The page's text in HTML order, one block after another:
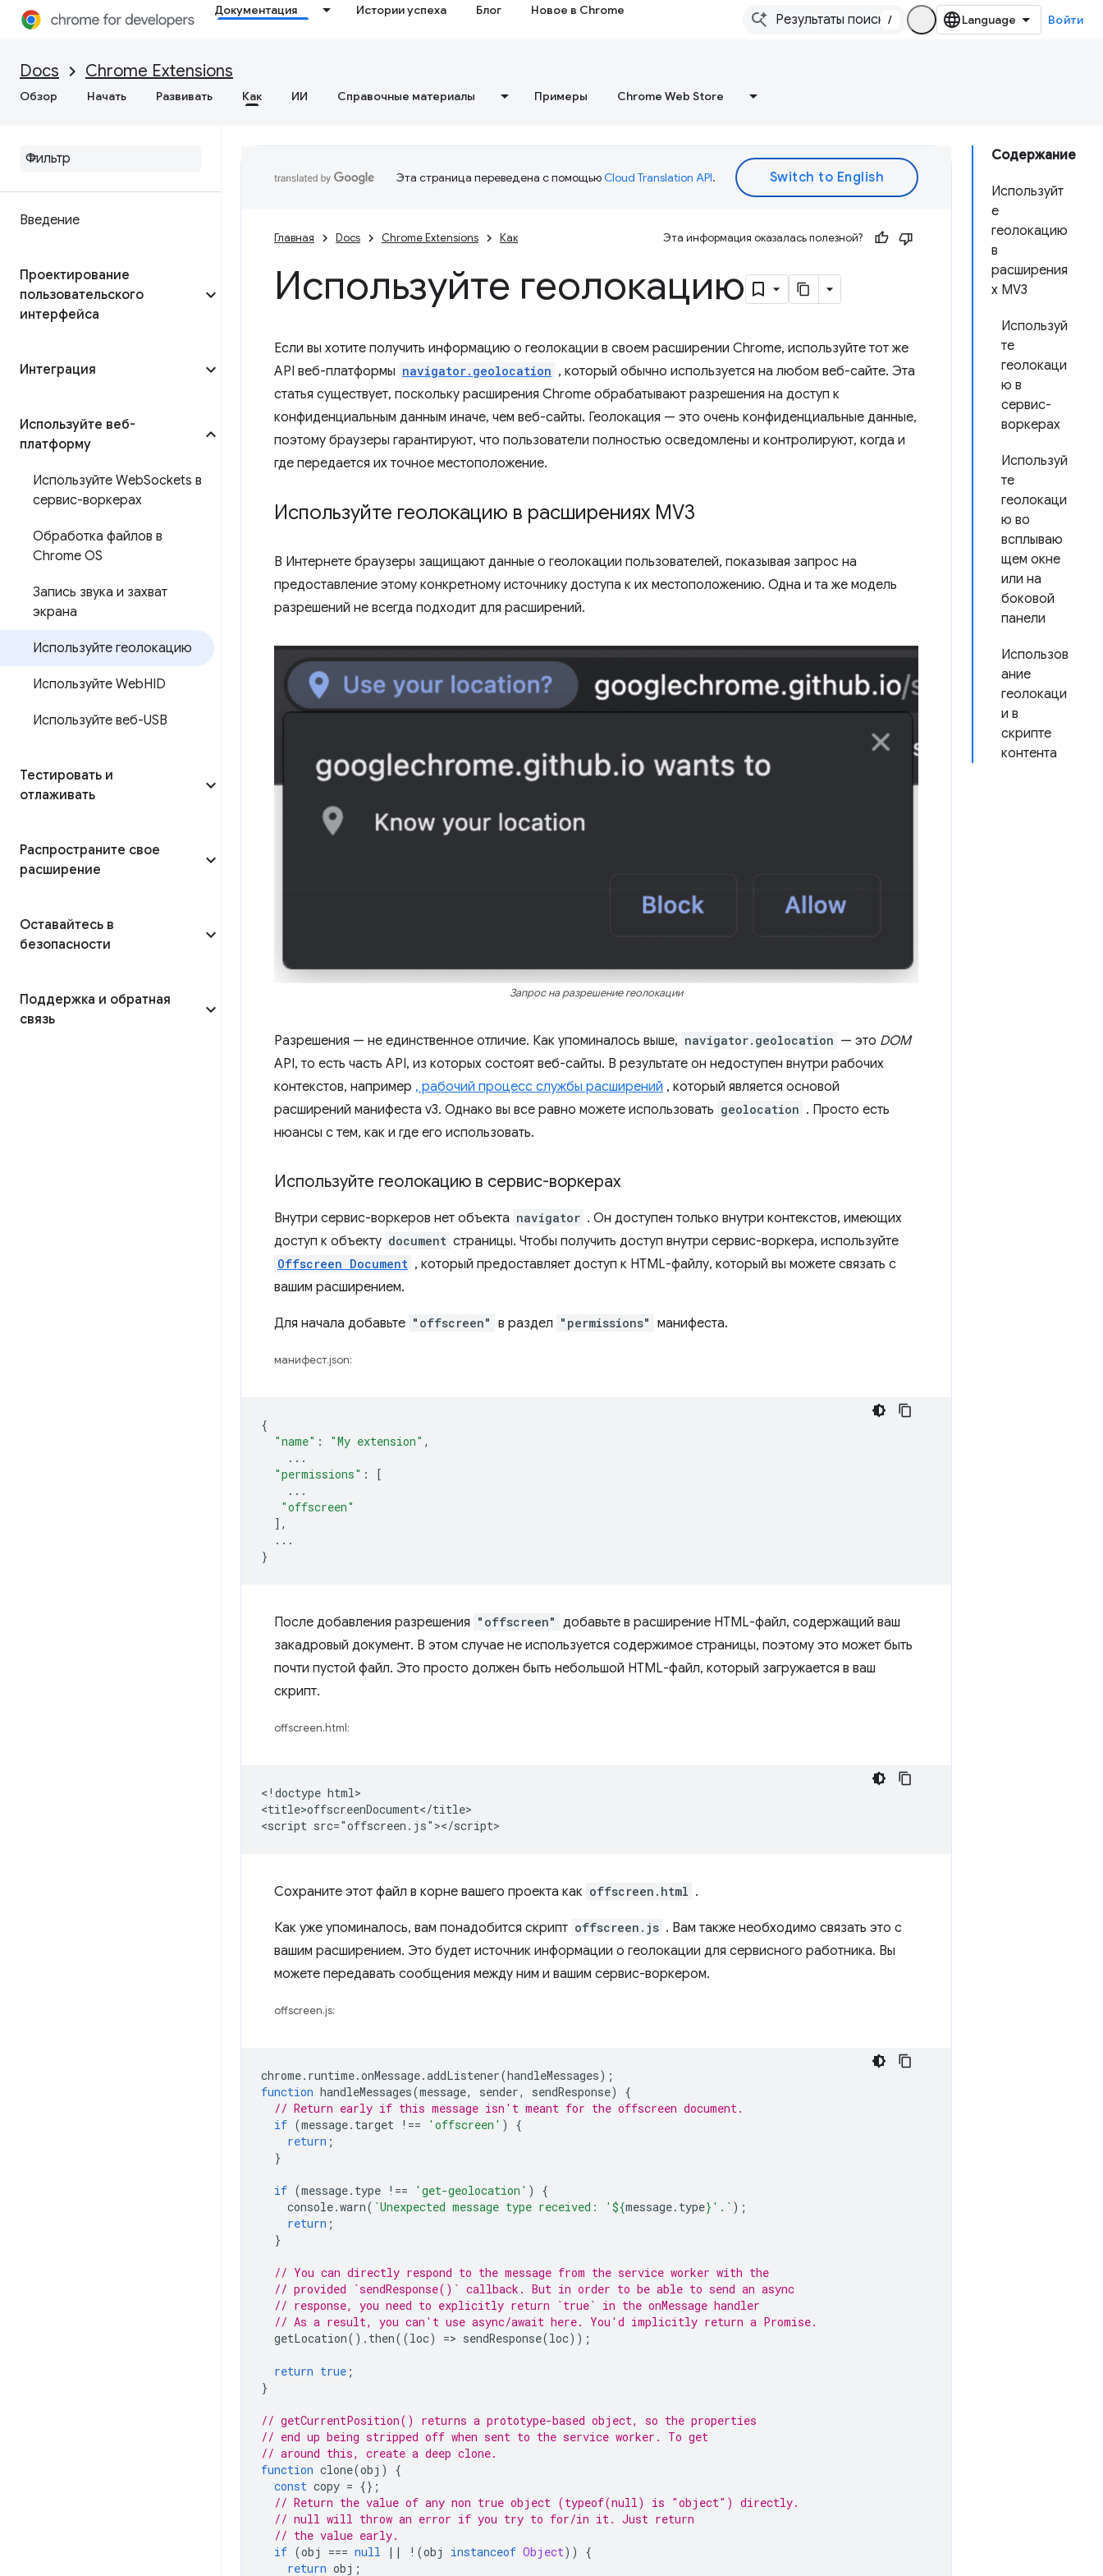
Документация Истории успеха Блог Новое в Chrome
/ Войти
Docs Chrome Extensions
Обзор Начать Развивать Как ИИ Справочные материалы Примеры Chrome Web Store
Введение
Проектирование
пользовательского
интерфейса
Интеграция
Используйте веб-
платформу
Используйте WebSockets в
сервис-воркерах
Обработка файлов в
Chrome OS
Запись звука и захват
экрана
Используйте геолокацию
Используйте WebHID
Используйте веб-USB
Тестировать и
отлаживать
Распространите свое
расширение
Оставайтесь в
безопасности
Поддержка и обратная
связь
Содержание
Используйт
е
геолокацию
в
расширения
х MV3
Используй
те
геолокаци
ю в
сервис-
воркерах
Используй
те
геолокаци
ю во
всплываю
щем окне
или на
боковой
панели
Использов
ание
геолокаци
и в
скрипте
контента
Эта страница переведена с помощьюCloud Translation API.
Главная Docs Chrome Extensions Как Эта информация оказалась полезной?
Используйте геолокацию
Если вы хотите получить информацию о геолокации в своем расширении Chrome, используйте тот же
API веб-платформы navigator.geolocation , который обычно используется на любом веб-сайте. Эта
статья существует, поскольку расширения Chrome обрабатывают разрешения на доступ к
конфиденциальным данным иначе, чем веб-сайты. Геолокация — это очень конфиденциальные данные,
поэтому браузеры гарантируют, что пользователи полностью осведомлены и контролируют, когда и
где передается их точное местоположение.
Используйте геолокацию в расширениях MV3
В Интернете браузеры защищают данные о геолокации пользователей, показывая запрос на
предоставление этому конкретному источнику доступа к их местоположению. Одна и та же модель
разрешений не всегда подходит для расширений.
Запрос на разрешение геолокации
Разрешения — не единственное отличие. Как упоминалось выше, navigator.geolocation — это DOM
API, то есть часть API, из которых состоят веб-сайты. В результате он недоступен внутри рабочих
контекстов, например , рабочий процесс службы расширений , который является основой
расширений манифеста v3. Однако вы все равно можете использовать geolocation . Просто есть
нюансы с тем, как и где его использовать.
Используйте геолокацию в сервис-воркерах
Внутри сервис-воркеров нет объекта navigator . Он доступен только внутри контекстов, имеющих
доступ к объекту document страницы. Чтобы получить доступ внутри сервис-воркера, используйте
Offscreen Document , который предоставляет доступ к HTML-файлу, который вы можете связать с
вашим расширением.
Для начала добавьте "offscreen" в раздел "permissions" манифеста.
манифест.json:
{
"name" : "My extension" ,
...
"permissions" :
[
...
"offscreen"
],
...
}
После добавления разрешения "offscreen" добавьте в расширение HTML-файл, содержащий ваш
закадровый документ. В этом случае не используется содержимое страницы, поэтому это может быть
почти пустой файл. Это просто должен быть небольшой HTML-файл, который загружается в ваш
скрипт.
offscreen.html:
<!doctype html>
<title>offscreenDocument</title>
Сохраните этот файл в корне вашего проекта как offscreen.html .
Как уже упоминалось, вам понадобится скрипт offscreen.js . Вам также необходимо связать это с
вашим расширением. Это будет источник информации о геолокации для сервисного работника. Вы
можете передавать сообщения между ним и вашим сервис-воркером.
offscreen.js:
chrome. runtime.onMessage.addListener(handleMessages);
function handleMessages(message, sender, sendResponse)
{
// Return early if this message isn't meant for the offscreen document.
if (message. target !== 'offscreen' )
{
return ;
}
if (message. type !== 'get-geolocation' )
{
console.warn( `Unexpected message type received: ' ${message. type} '.` );
return ;
}
// You can directly respond to the message from the service worker with the
// provided `sendResponse()` callback. But in order to be able to send an async
// response, you need to explicitly return `true` in the onMessage handler
// As a result, you can't use async/await here. You'd implicitly return a Promise.
getLocation(). then((loc) => sendResponse(loc));
return true ;
}
// getCurrentPosition() returns a prototype-based object, so the properties
// end up being stripped off when sent to the service worker. To get
// around this, create a deep clone.
function clone(obj )
{
const copy = {};
// Return the value of any non true object (typeof(null) is "object") directly.
// null will throw an error if you try to for/in it. Just return
// the value early.
if (obj === null || ! (obj instanceof Object))
{
return obj ;